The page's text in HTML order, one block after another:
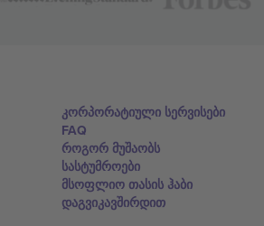
კორპორატიული სერვისები
FAQ
როგორ მუშაობს
სასტუმროები
მსოფლიო თასის ჰაბი
დაგვიკავშირდით